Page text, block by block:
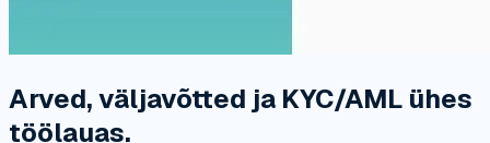
Arved, väljavõtted ja KYC/AML ühes
töölauas.